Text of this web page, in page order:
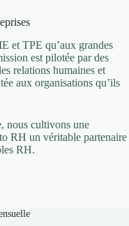
et TPE qu’aux grandes
est pilotée par des
relations humaines et
aux organisations qu’ils
nous cultivons une
RH un véritable partenaire
RH.